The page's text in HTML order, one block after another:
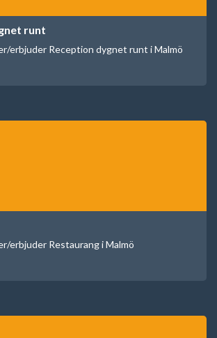
runt
erbjuder Reception dygnet runt i Malmö
erbjuder Restaurang i Malmö